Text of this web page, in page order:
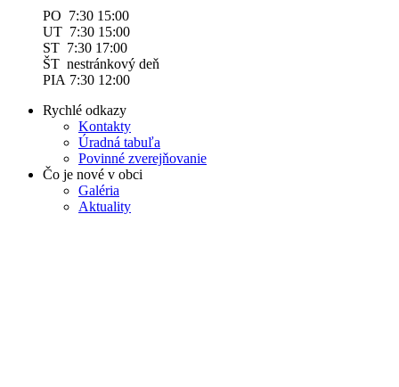
PO 7:30 15:00
UT 7:30 15:00
ST 7:30 17:00
ŠT nestránkový deň
PIA 7:30 12:00
Rychlé odkazy
Kontakty
Úradná tabuľa
Povinné zverejňovanie
Čo je nové v obci
Galéria
Aktuality